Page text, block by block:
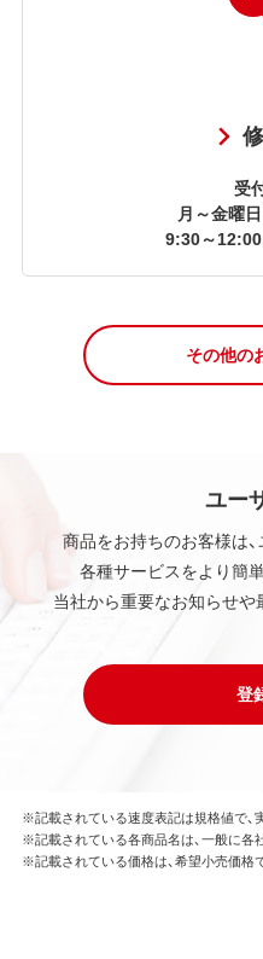
受
月～金曜日
9:30～
その他の
ユー
商品をお持ちのお客様は
各種サービスをより簡
当社から重要なお知らせや
登
※記載されている速度表記は規格値で、
※記載されている各商品名は、一般に各
※記載されている価格は、希望小売価格